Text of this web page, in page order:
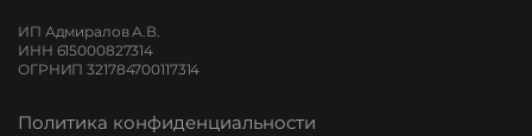
ИП Адмиралов А.В.
ИНН 615000827314
ОГРНИП 321784700117314
Политика конфиденциальности